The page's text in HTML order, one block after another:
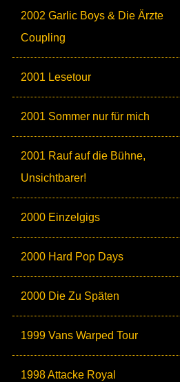
2002 Garlic Boys & Die Ärzte
Coupling
2001 Lesetour
2001 Sommer nur für mich
2001 Rauf auf die Bühne,
Unsichtbarer!
2000 Einzelgigs
2000 Hard Pop Days
2000 Die Zu Späten
1999 Vans Warped Tour
1998 Attacke Royal